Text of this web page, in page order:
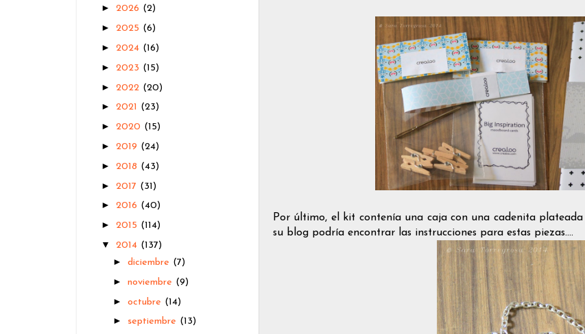
Por último, el kit contenía una caja con una cadenita
su blog podría encontrar las instrucciones para estas piezas....
► 2026 (2)
► 2025 (6)
► 2024 (16)
► 2023 (15)
► 2022 (20)
► 2021 (23)
► 2020 (15)
► 2019 (24)
► 2018 (43)
► 2017 (31)
► 2016 (40)
► 2015 (114)
▼ 2014 (137)
►diciembre (7)
►noviembre (9)
►octubre (14)
► septiembre (13)